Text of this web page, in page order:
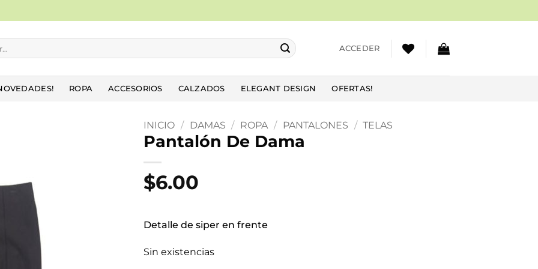
ACCEDER
ROPA ACCESORIOS CALZADOS ELEGANT DESIGN OFERTAS!
INICIO / DAMAS / ROPA / PANTALONES / TELAS
Pantalón De Dama
$6.00
Detalle de siper en frente
Sin existencias